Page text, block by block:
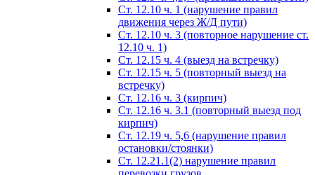
Ст. 12.10 ч. 1 (нарушение правил
движения через Ж/Д пути)
Ст. 12.10 ч. 3 (повторное нарушение ст.
12.10 ч. 1)
Ст. 12.15 ч. 4 (выезд на встречку)
Ст. 12.15 ч. 5 (повторный выезд на
встречку)
Ст. 12.16 ч. 3 (кирпич)
Ст. 12.16 ч. 3.1 (повторный выезд под
кирпич)
Ст. 12.19 ч. 5,6 (нарушение правил
остановки/стоянки)
Ст. 12.21.1(2) нарушение правил